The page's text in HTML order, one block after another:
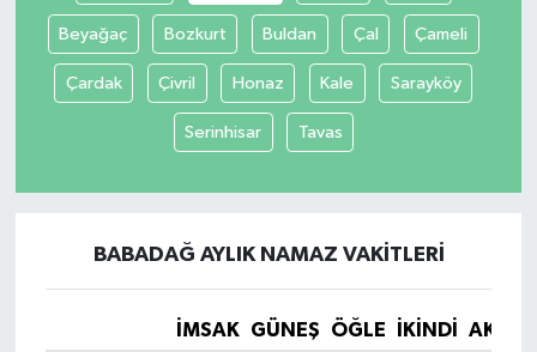
Beyağaç Bozkurt Buldan Çal Çameli
Çardak Çivril Honaz Kale Sarayköy
Serinhisar Tavas
BABADAĞ AYLIK NAMAZ VAKITLERI
İMSAK GÜNEŞ ÖĞLE İKINDI